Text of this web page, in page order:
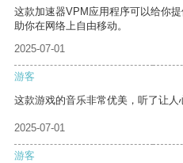
这款加速器VPM应用程序可以给你
助你在网络上自由移动。
2025-07-01
游客
这款游戏的音乐非常优美，听了让人
2025-07-01
游客